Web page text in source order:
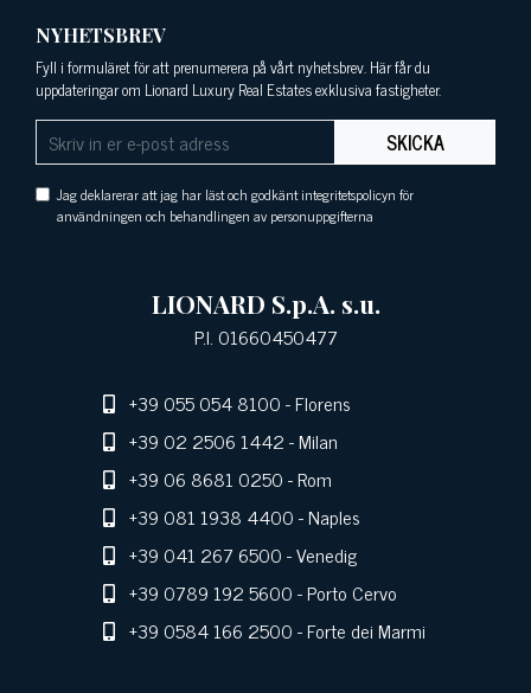
NYHETSBREV
Fyll i formuläret för att prenumerera på vårt nyhetsbrev. Här får du
uppdateringar om Lionard Luxury Real Estates exklusiva fastigheter.
SKICKA
Jag deklarerar att jag har läst och godkänt integritetspolicyn för
användningen och behandlingen av personuppgifterna
LIONARD S.p.A. s.u.
P.I. 01660450477
+39 055 054 8100- Florens
+39 02 2506 1442- Milan
+39 06 8681 0250- Rom
+39 081 1938 4400- Naples
+39 041 267 6500- Venedig
+39 0789 192 5600- Porto Cervo
+39 0584 166 2500- Forte dei Marmi